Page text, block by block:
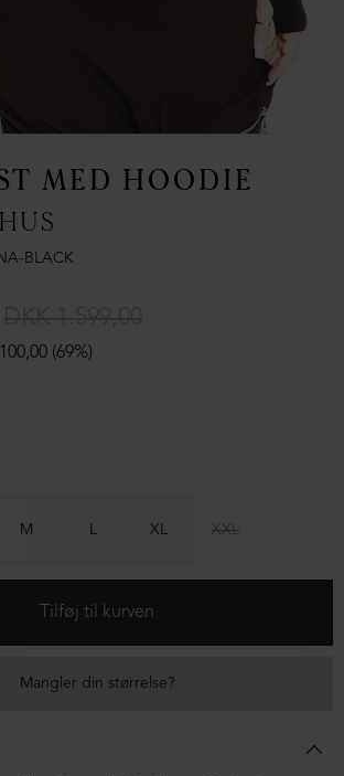
MED HOODIE
BLACK
(69%)
M L XL XXL
Mangler din størrelse?